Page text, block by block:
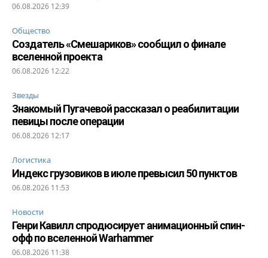
06.08.2026 12:39
Общество
Создатель «Смешариков» сообщил о финале
вселенной проекта
06.08.2026 12:22
Звезды
Знакомый Пугачевой рассказал о реабилитации
певицы после операции
06.08.2026 12:17
Логистика
Индекс грузовиков в июле превысил 50 пунктов
06.08.2026 11:53
Новости
Генри Кавилл спродюсирует анимационный спин-
офф по вселенной Warhammer
06.08.2026 11:38